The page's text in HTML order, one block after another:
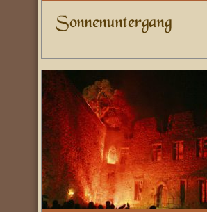
Sonnenuntergang